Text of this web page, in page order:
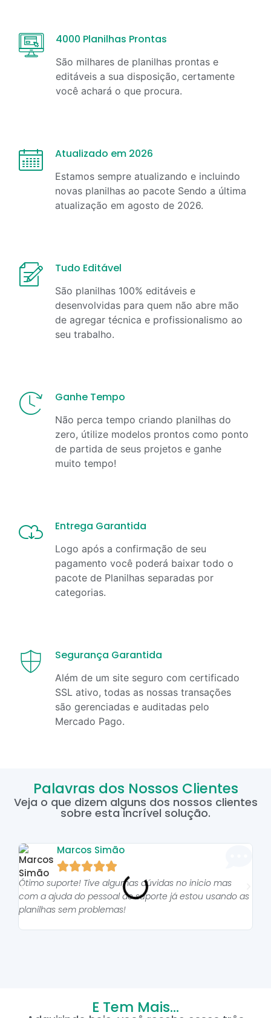
4000 Planilhas Prontas
São milhares de planilhas prontas e
editáveis a sua disposição, certamente
você achará o que procura.
Atualizado em 2026
Estamos sempre atualizando e incluindo
novas planilhas ao pacote Sendo a última
atualização em agosto de 2026.
Tudo Editável
São planilhas 100% editáveis e
desenvolvidas para quem não abre mão
de agregar técnica e profissionalismo ao
seu trabalho.
Ganhe Tempo
Não perca tempo criando planilhas do
zero, útilize modelos prontos como ponto
de partida de seus projetos e ganhe
muito tempo!
Entrega Garantida
Logo após a confirmação de seu
pagamento você poderá baixar todo o
pacote de Planilhas separadas por
categorias.
Segurança Garantida
Além de um site seguro com certificado
SSL ativo, todas as nossas transações
são gerenciadas e auditadas pelo
Mercado Pago.
Palavras dos Nossos Clientes
Veja o que dizem alguns dos nossos clientes
sobre esta incrível solução.
Marcos Simão

Ótimo suporte! Tive algumas dúvidas no inicio mas
com a ajuda do pessoal do suporte já estou usando as
planilhas sem problemas!
E Tem Mais...